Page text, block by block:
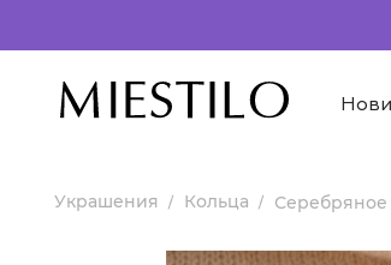
Украшения Кольца